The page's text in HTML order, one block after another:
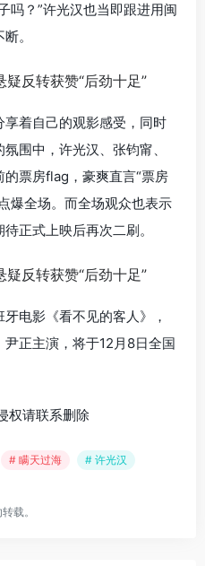
吗？”许光汉也当即跟进用闽
。
着自己的观影感受，同时
围中，许光汉、张钧甯、
票房flag，豪爽直言“票房
爆全场。而全场观众也表示
正式上映后再次二刷。
电影《看不见的客人》，
正主演，将于12月8日全国
权请联系删除
# 瞒天过海 # 许光汉
载。